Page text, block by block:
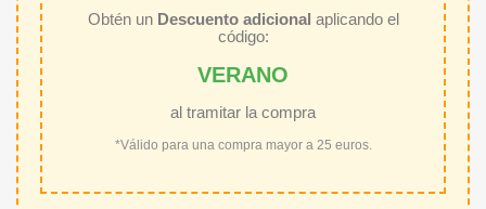
Obtén un Descuento adicional aplicando el
código:
VERANO
al tramitar la compra
*Válido para una compra mayor a 25 euros.